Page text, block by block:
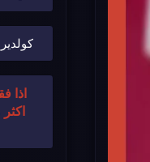
اذا